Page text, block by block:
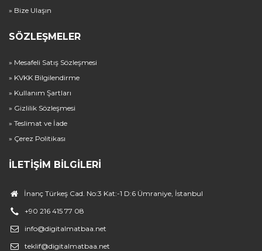
» Bize Ulaşın
SÖZLEŞMELER
» Mesafeli Satış Sözleşmesi
» KVKK Bilgilendirme
» Kullanım Şartları
» Gizlilik Sözleşmesi
» Teslimat ve İade
» Çerez Politikası
İLETIŞIM BILGILERI
İnanç Türkeş Cad. No:3 Kat:-1 D:6 Ümraniye, İstanbul
+90 216 415 77 08
info@digitalmatbaa.net
teklif@digitalmatbaa.net